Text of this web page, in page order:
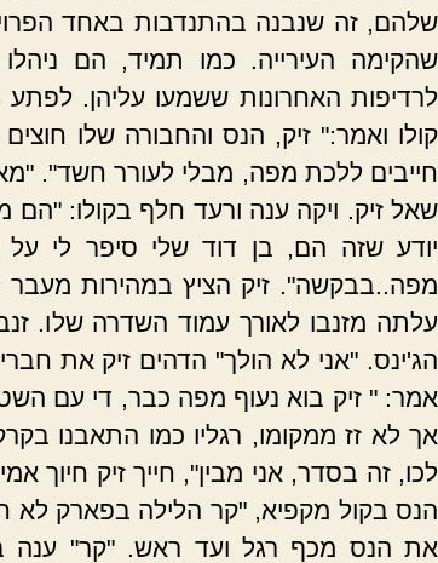
שלהם, זה שנבנה בהתנדבות באחד
שהקימה העירייה. כמו תמיד, הם
לרדיפות האחרונות ששמעו עליהן. לפתע
קולו ואמר:" זיק, הנס והחבורה שלו
חייבים ללכת מפה, מבלי לעורר חשד".
שאל זיק. ויקה ענה ורעד חלף בקולו: "הם
יודע שזה הם, בן דוד שלי סיפר לי על
מפה..בבקשה". זיק הציץ במהירות מעבר
עלתה מזנבו לאורך עמוד השדרה שלו.
הג'ינס. "אני לא הולך" הדהים זיק את
אמר: " זיק בוא נעוף מפה כבר, די עם
אך לא זז ממקומו, רגליו כמו התאבנו
לכו, זה בסדר, אני מבין", חייך זיק חיוך
הנס בקול מקפיא, "קר הלילה בפארק לא
את הנס מכף רגל ועד ראש. "קר" ענה